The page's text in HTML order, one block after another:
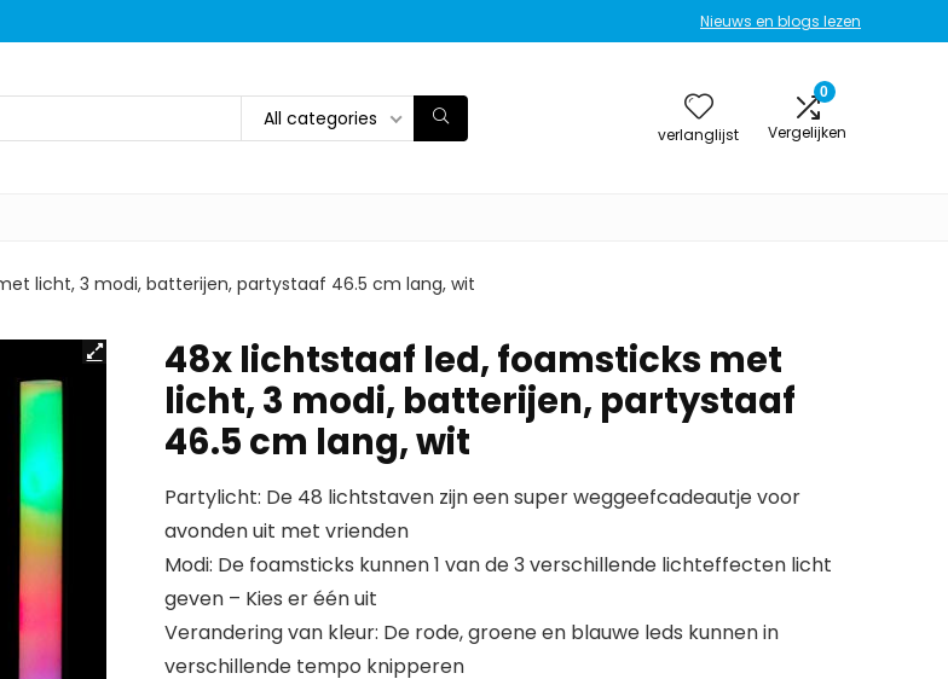
Nieuws en blogs lezen
All categories
verlanglijst
0
Vergelijken
licht, 3 modi, batterijen, partystaaf 46.5 cm lang, wit
48x lichtstaaf led, foamsticks met
licht, 3 modi, batterijen, partystaaf
46.5 cm lang, wit
Partylicht: De 48 lichtstaven zijn een super weggeefcadeautje voor
avonden uit met vrienden
Modi: De foamsticks kunnen 1 van de 3 verschillende lichteffecten licht
geven – Kies er één uit
Verandering van kleur: De rode, groene en blauwe leds kunnen in
verschillende tempo knipperen